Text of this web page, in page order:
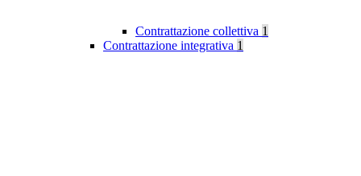
Contrattazione collettiva 1
Contrattazione integrativa 1